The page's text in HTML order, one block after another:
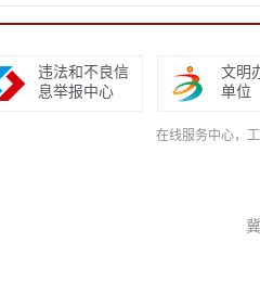
违法和不良信
息举报中心
文明
单位
在线服务中心，